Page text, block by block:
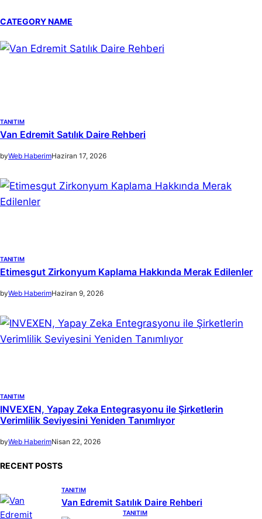
r
c
CATEGORY NAME
TANITIM
Van Edremit Satılık Daire Rehberi
byWeb HaberimHaziran 17, 2026
TANITIM
Etimesgut Zirkonyum Kaplama Hakkında Merak Edilenler
byWeb HaberimHaziran 9, 2026
TANITIM
INVEXEN, Yapay Zeka Entegrasyonu ile Şirketlerin
Verimlilik Seviyesini Yeniden Tanımlıyor
byWeb HaberimNisan 22, 2026
RECENT POSTS
TANITIM
Van Edremit Satılık Daire Rehberi
TANITIM